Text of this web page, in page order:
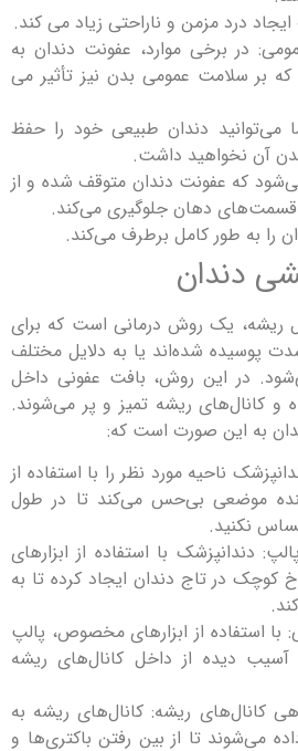
درد مزمن و ناراحتی زیاد می کند.
در برخی موارد، عفونت دندان به
بر سلامت عمومی بدن نیز تأثیر می
دندان طبیعی خود را حفظ
آن نخواهید داشت.
که عفونت دندان متوقف شده و از
دهان جلوگیری می‌کند.
را به طور کامل برطرف می‌کند.
دندان
ریشه، یک روش درمانی است که برای
پوسیده شده‌اند یا به دلایل مختلف
در این روش، بافت عفونی داخل
و کانال‌های ریشه تمیز و پر می‌شوند.
به این صورت است که:
ناحیه مورد نظر را با استفاده از
موضعی بی‌حس می‌کند تا در طول
نکنید.
دندانپزشک با استفاده از ابزارهای
در تاج دندان ایجاد کرده تا به
با استفاده از ابزارهای مخصوص، پالپ
دیده از داخل کانال‌های ریشه
کانال‌های ریشه: کانال‌های ریشه به
می‌شوند تا از بین رفتن باکتری‌ها و